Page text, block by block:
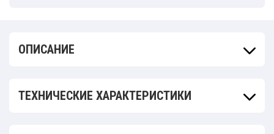
ОПИСАНИЕ
ТЕХНИЧЕСКИЕ ХАРАКТЕРИСТИКИ